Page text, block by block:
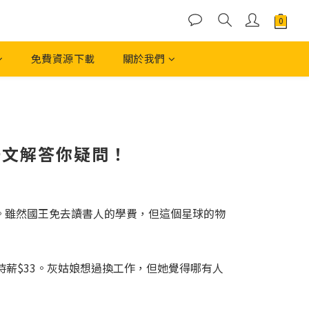
免費資源下載 關於我們
解答你疑問！
然國王免去讀書人的學費，但這個星球的物
$33。灰姑娘想過換工作，但她覺得哪有人